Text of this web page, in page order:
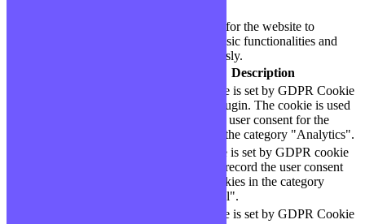
Necessary cookies are absolutely essential for the website to
function properly. These cookies ensure basic functionalities and
security features of the website, anonymously.
Description
This cookie is set by GDPR Cookie
Consent plugin. The cookie is used
to store the user consent for the
cookies in the category "Analytics".
The cookie is set by GDPR cookie
consent to record the user consent
for the cookies in the category
"Functional".
This cookie is set by GDPR Cookie